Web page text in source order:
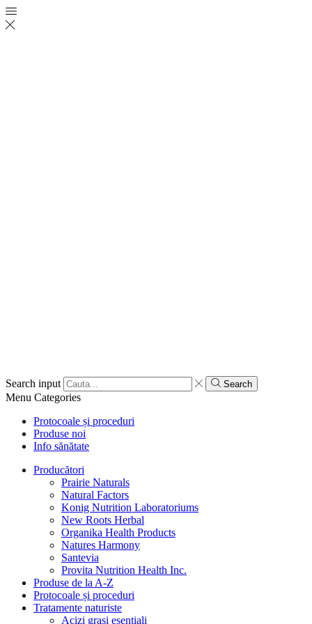
Search input Search
Menu Categories
Protocoale și proceduri
Produse noi
Info sănătate
Producători
Prairie Naturals
Natural Factors
Konig Nutrition Laboratoriums
New Roots Herbal
Organika Health Products
Natures Harmony
Santevia
Provita Nutrition Health Inc.
Produse de la A-Z
Protocoale și proceduri
Tratamente naturiste
Acizi grași esențiali